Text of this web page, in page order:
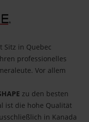
Sitz in Quebec
professionelles
. Vor allem
zu den besten
ist die hohe Qualität
in Kanada